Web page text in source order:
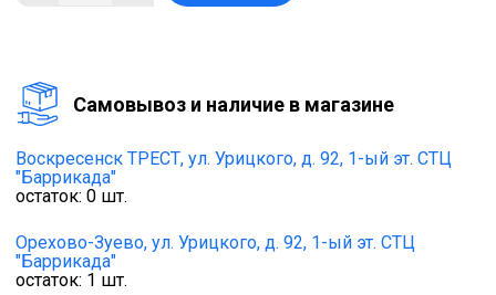
Cамовывоз и наличие в магазине
Воскресенск ТРЕСТ, ул. Урицкого, д. 92, 1-ый эт. СТЦ
"Баррикада"
остаток: 0 шт.
Орехово-Зуево, ул. Урицкого, д. 92, 1-ый эт. СТЦ
"Баррикада"
остаток: 1 шт.